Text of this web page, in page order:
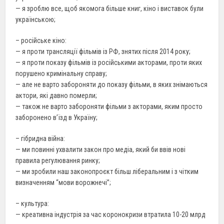
— я зроблю все, щоб якомога більше книг, кіно і виставок були
українською;
– російське кіно:
— я проти трансляції фільмів із РФ, знятих після 2014 року;
— я проти показу фільмів із російськими акторами, проти яких
порушено кримінальну справу;
— але не варто забороняти до показу фільми, в яких знімаються
актори, які давно померли;
— також не варто забороняти фільми з акторами, яким просто
заборонено в’їзд в Україну;
– гібридна війна:
— ми повинні ухвалити закон про медіа, який би ввів нові
правила регулювання ринку;
— ми зробили наш законопроєкт більш ліберальним і з чітким
визначенням “мови ворожнечі”;
– культура:
— креативна індустрія за час коронокризи втратила 10-20 млрд